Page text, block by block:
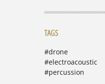
TAGS
#drone
#electroacoustic
#percussion